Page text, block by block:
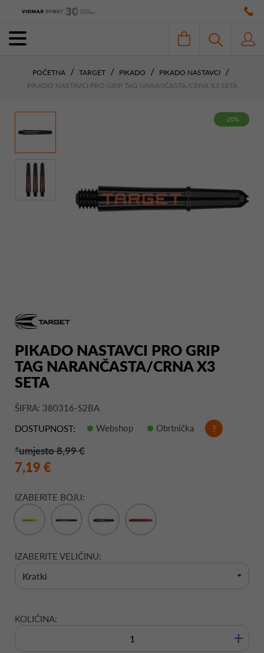
POČETNA TARGET PIKADO
PIKADO NASTAVCI
PIKADO NASTAVCI PRO GRIP TAG NARANČASTA/CRNA X3 SETA
-20%
PIKADO NASTAVCI PRO GRIP
TAG NARANČASTA/CRNA X3
SETA
ŠIFRA: 380316-S2BA
DOSTUPNOST:
Webshop Obrtnička ?
*umjesto 8,99 €
7,19 €
IZABERITE BOJU:
IZABERITE VELIČINU:
Kratki
KOLIČINA:
+